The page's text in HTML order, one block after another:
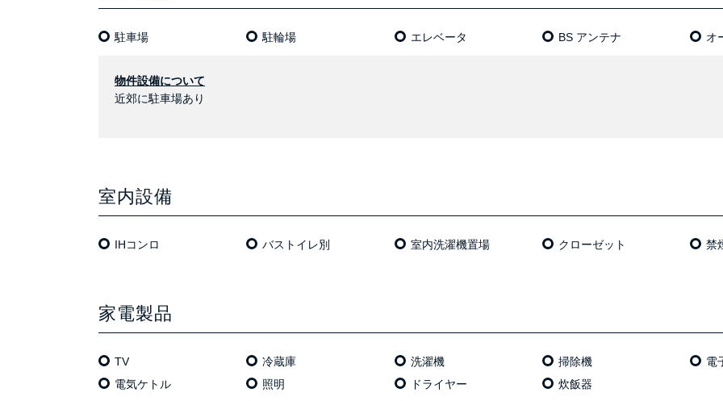
駐車場 駐輪場 エレベータ BS アンテナ オ
物件設備について
近郊に駐車場あり
室内設備
IHコンロ バストイレ別 室内洗濯機置場 クローゼット 禁
家電製品
TV 冷蔵庫 洗濯機 掃除機 電
電気ケトル
照明 ドライヤー 炊飯器